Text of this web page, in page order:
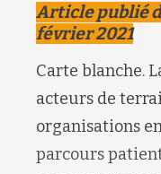
Article publié
février 2021
Carte blanche.
acteurs de
organisations
parcours